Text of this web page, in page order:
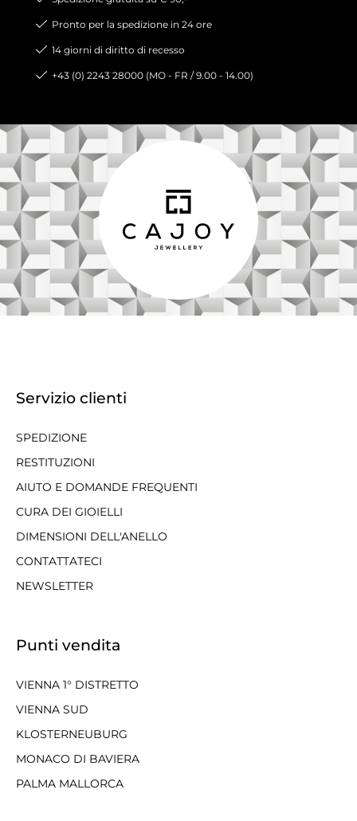
Pronto per la spedizione in 24 ore
14 giorni di diritto di recesso
+43 (0) 2243 28000 (MO - FR / 9.00 - 14.00)
Servizio clienti
SPEDIZIONE
RESTITUZIONI
AIUTO E DOMANDE FREQUENTI
CURA DEI GIOIELLI
DIMENSIONI DELL'ANELLO
CONTATTATECI
NEWSLETTER
Punti vendita
VIENNA 1° DISTRETTO
VIENNA SUD
KLOSTERNEUBURG
MONACO DI BAVIERA
PALMA MALLORCA